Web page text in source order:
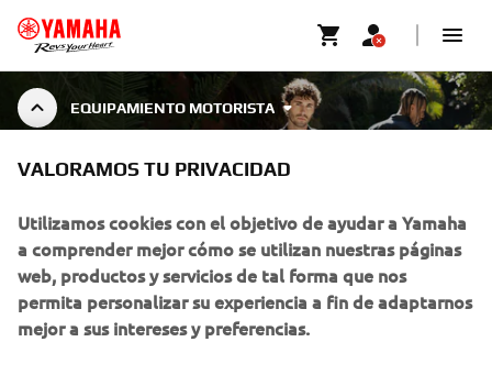
EQUIPAMIENTO MOTORISTA
Las ofertas y descuentos mostrados en la tienda online de
Yamaha, se aplican únicamente al comprar en esta página
web
VALORAMOS TU PRIVACIDAD
Utilizamos cookies con el objetivo de ayudar a Yamaha
a comprender mejor cómo se utilizan nuestras páginas
web, productos y servicios de tal forma que nos
permita personalizar su experiencia a fin de adaptarnos
mejor a sus intereses y preferencias.